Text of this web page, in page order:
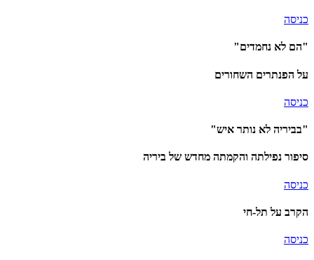
כניסה
"הם לא נחמדים"
על הפנתרים השחורים
כניסה
"בביריה לא נותר איש"
סיפור נפילתה והקמתה מחדש של ביריה
כניסה
הקרב על תל-חי
כניסה